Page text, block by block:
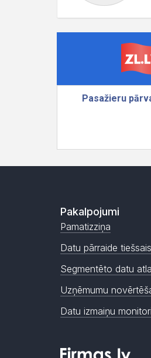
Pakalpojumi
Pamatizziņa
Datu pārraide
Segmentēto datu
Uzņēmumu
Datu izmaiņu